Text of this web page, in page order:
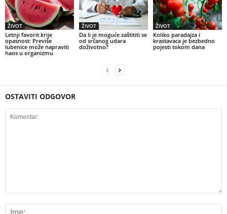
ŽIVOT
Letnji favorit krije
opasnost: Previše
lubenice može napraviti
haos u organizmu
ŽIVOT
Da li je moguće zaštititi se
od srčanog udara
doživotno?
ŽIVOT
Koliko paradajza i
krastavaca je bezbedno
pojesti tokom dana
OSTAVITI ODGOVOR